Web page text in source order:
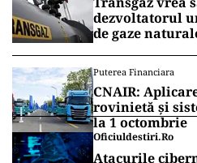
dezvoltatorul
de gaze
Puterea Financiara
CNAIR:
rovinietă și
la 1 octombrie
Oficiuldestiri.ro
Atacurile